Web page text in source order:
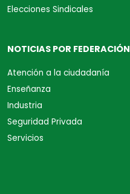
Elecciones Sindicales
NOTICIAS POR FEDERACIÓN
Atención a la ciudadanía
Enseñanza
Industria
Seguridad Privada
Servicios